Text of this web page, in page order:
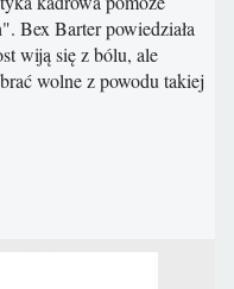
Bex Barter powiedziała
wiją się z bólu, ale
wolne z powodu takiej